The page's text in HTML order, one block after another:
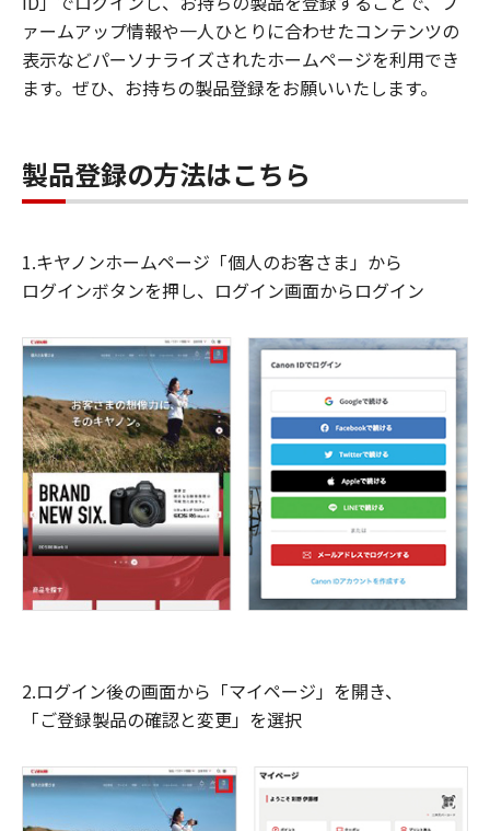
ァームアップ情報や一人ひとりに合わせたコンテンツの
表示などパーソナライズされたホームページを利用でき
ます。ぜひ、お持ちの製品登録をお願いいたします。
製品登録の方法はこちら
1.キヤノンホームページ「個人のお客さま」から
ログインボタンを押し、ログイン画面からログイン
2.ログイン後の画面から「マイページ」を開き、
「ご登録製品の確認と変更」を選択